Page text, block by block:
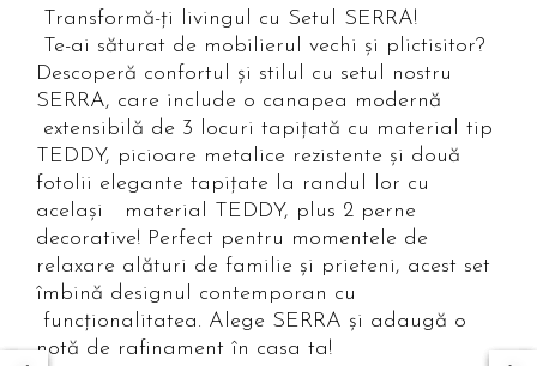
Transformă-ți livingul cu Setul SERRA!
Te-ai săturat de mobilierul vechi și plictisitor?
Descoperă confortul și stilul cu setul nostru
SERRA, care include o canapea modernă
extensibilă de 3 locuri tapițată cu material tip
TEDDY, picioare metalice rezistente și două
fotolii elegante tapițate la randul lor cu
același material TEDDY, plus 2 perne
decorative! Perfect pentru momentele de
relaxare alături de familie și prieteni, acest set
îmbină designul contemporan cu
funcționalitatea. Alege SERRA și adaugă o
notă de rafinament în casa ta!